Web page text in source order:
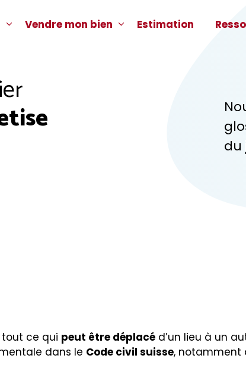
Vendre mon bien Estimation
du
ce qui peut être déplacé d’un lieu à un
dans le Code civil suisse, notamment